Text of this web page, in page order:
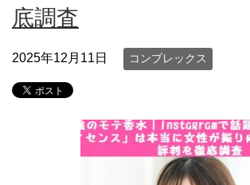
底調査
2025年12月11日 コンプレックス